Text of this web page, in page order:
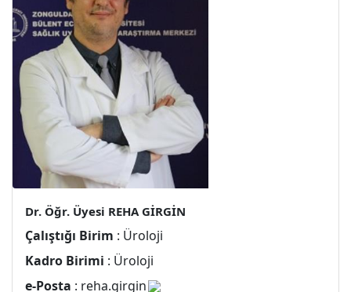
Dr. Öğr. Üyesi REHA GİRGİN
Çalıştığı Birim : Üroloji
Kadro Birimi : Üroloji
e-Posta : reha.girgin